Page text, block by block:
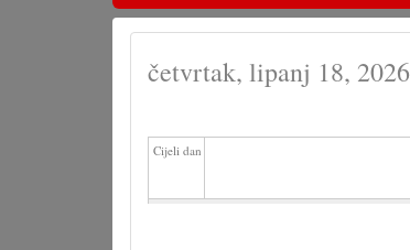
četvrtak, lipanj 18, 2026
Cijeli dan